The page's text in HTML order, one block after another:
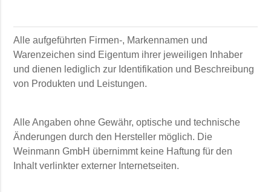
Alle aufgeführten Firmen-, Markennamen und
Warenzeichen sind Eigentum ihrer jeweiligen Inhaber
und dienen lediglich zur Identifikation und Beschreibung
von Produkten und Leistungen.
Alle Angaben ohne Gewähr, optische und technische
Änderungen durch den Hersteller möglich. Die
Weinmann GmbH übernimmt keine Haftung für den
Inhalt verlinkter externer Internetseiten.